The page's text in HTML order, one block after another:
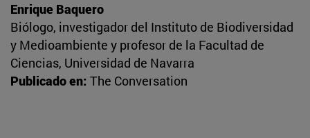
Enrique Baquero
Biólogo, investigador del Instituto de Biodiversidad
y Medioambiente y profesor de la Facultad de
Ciencias, Universidad de Navarra
Publicado en: The Conversation